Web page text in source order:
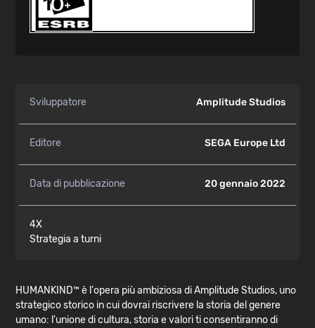
Sviluppatore Amplitude Studios
Editore SEGA Europe Ltd
Data di pubblicazione 20 gennaio 2022
4X
Strategia a turni
HUMANKIND™ è l'opera più ambiziosa di Amplitude Studios, uno
strategico storico in cui dovrai riscrivere la storia del genere
umano: l'unione di cultura, storia e valori ti consentiranno di